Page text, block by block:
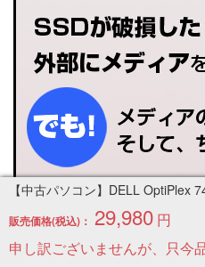
【中古パソコン】DELL OptiPlex
販売価格(税込)： 29,980 円
申し訳ございませんが、只今